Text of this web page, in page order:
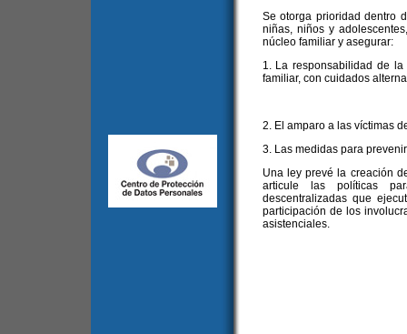
Se otorga prioridad dentro
niñas, niños y
núcleo familiar y asegurar:
1. La responsabilidad de
familiar, con cuidados
2. El amparo a las víctimas
3. Las medidas para
Una ley prevé la creación
articule las políticas
descentralizadas que
participación de los
asistenciales.